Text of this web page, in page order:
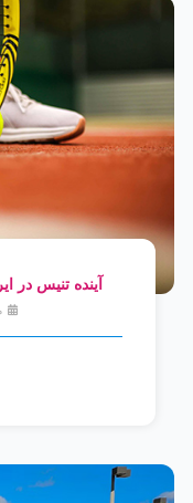
آینده تنیس